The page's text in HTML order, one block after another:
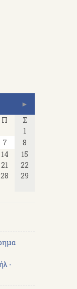
►
Π
Σ
1
7
8
14
15
21
22
28
29
-